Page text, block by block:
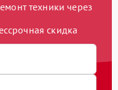
техники через
скидка